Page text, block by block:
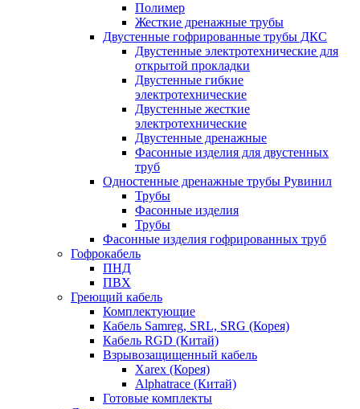
Полимер
Жесткие дренажные трубы
Двустенные гофрированные трубы ДКС
Двустенные электротехнические для
открытой прокладки
Двустенные гибкие
электротехнические
Двустенные жесткие
электротехнические
Двустенные дренажные
Фасонные изделия для двустенных
труб
Одностенные дренажные трубы Рувинил
Трубы
Фасонные изделия
Трубы
Фасонные изделия гофрированных труб
Гофрокабель
ПНД
ПВХ
Греющий кабель
Комплектующие
Кабель Samreg, SRL, SRG (Корея)
Кабель RGD (Китай)
Взрывозащищенный кабель
Xarex (Корея)
Alphatrace (Китай)
Готовые комплекты